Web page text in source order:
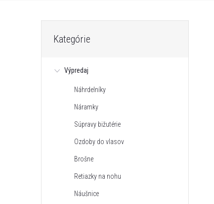
kategórie
Kategórie
Výpredaj
Náhrdelníky
Náramky
Súpravy bižutérie
Ozdoby do vlasov
Brošne
Retiazky na nohu
Náušnice